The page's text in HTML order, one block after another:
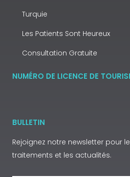
Turquie
Les Patients Sont Heureux
Consultation Gratuite
NUMÉRO DE LICENCE DE
BULLETIN
Rejoignez notre newsletter pour
traitements et les actualités.